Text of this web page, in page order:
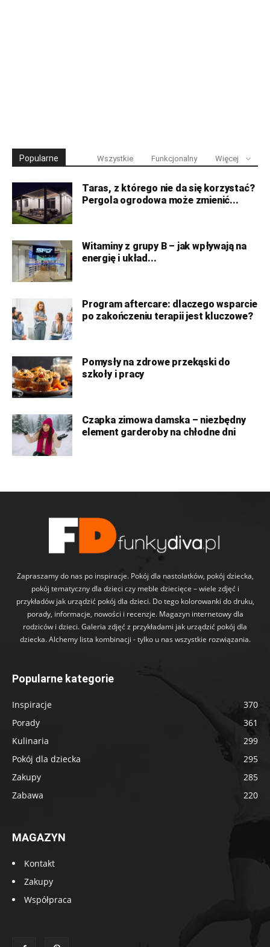
Popularne Wszystkie Funkcjonalny Więcej
Taras, z którego nie da się korzystać?
Pergola ogrodowa może zmienić...
Witaminy z grupy B – jak wpływają na
energię i układ...
Program aftercare: dlaczego wsparcie
po zakończeniu terapii jest kluczowe?
Pomysły na zdrowe przekąski do
szkoły i pracy
Czapka zimowa damska – niezbędny
element garderoby na chłodne dni
Zapraszamy do nas po inspiracje. Pokój dla nastolatków, pokój dziecka,
pokój tematyczny dla dzieci czy meble dziecięce – wiele zdjęć i
przykładów jak urządzić pokój dla dzieci. Do tego kolorowanki do druku,
porady, informacje, nowości i recenzje. Magazyn internetowy dla
rodziców i dzieci. Galeria zdjęć z przykładami jak urządzić pokój dla
dziecka. Alchemy lista kombinacji - tylko u nas wszystkie rozwiązania.
Popularne kategorie
Inspiracje
370
Porady
361
Kulinaria
299
Pokój dla dziecka
295
Zakupy
285
Zabawa
220
MAGAZYN
Kontakt
Zakupy
Współpraca